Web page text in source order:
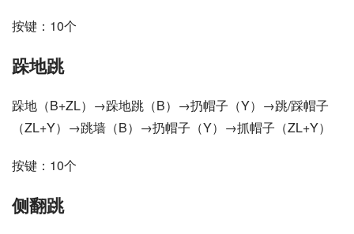
按键：10个
跺地跳
跺地（B+ZL）→跺地跳（B）→扔帽子（Y）→跳/踩帽子
（ZL+Y）→跳墙（B）→扔帽子（Y）→抓帽子（ZL+Y）
按键：10个
侧翻跳